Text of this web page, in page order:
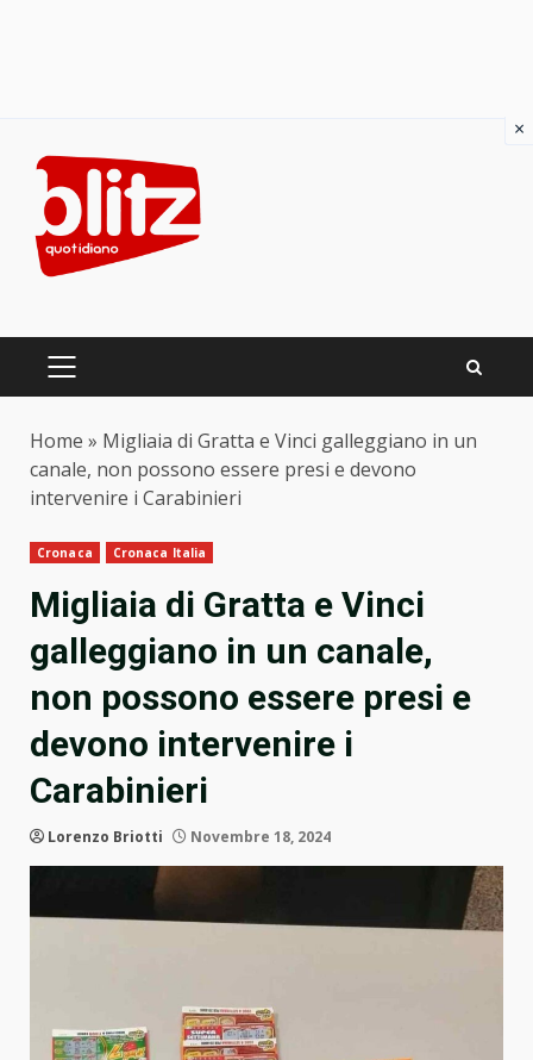
content
PRIMARY
Home » Migliaia di Gratta e Vinci galleggiano in un
canale, non possono essere presi e devono
intervenire i Carabinieri
Cronaca Cronaca Italia
Migliaia di Gratta e Vinci
galleggiano in un canale,
non possono essere presi e
devono intervenire i
Carabinieri
Lorenzo Briotti Novembre 18, 2024
×